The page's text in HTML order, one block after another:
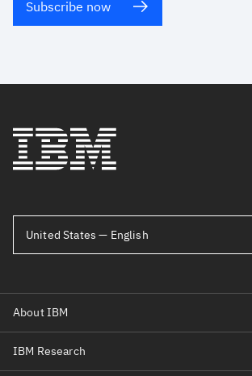
Subscribe now
United States — English